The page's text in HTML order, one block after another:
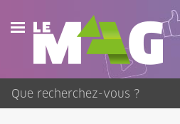
Actualités
Agenda